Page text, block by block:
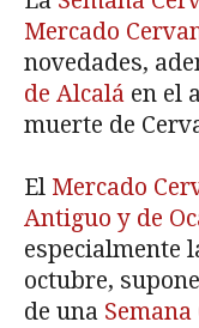
Mercado
novedades,
de Alcalá en el
muerte de
El Mercado
Antiguo y de
especialmente
octubre,
de una